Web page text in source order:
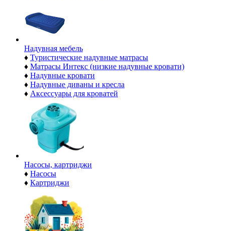
Надувная мебель
♦ Туристические надувные матрасы
♦ Матрасы Интекс (низкие надувные кровати)
♦ Надувные кровати
♦ Надувные диваны и кресла
♦ Аксессуары для кроватей
Насосы, картриджи
♦ Насосы
♦ Картриджи